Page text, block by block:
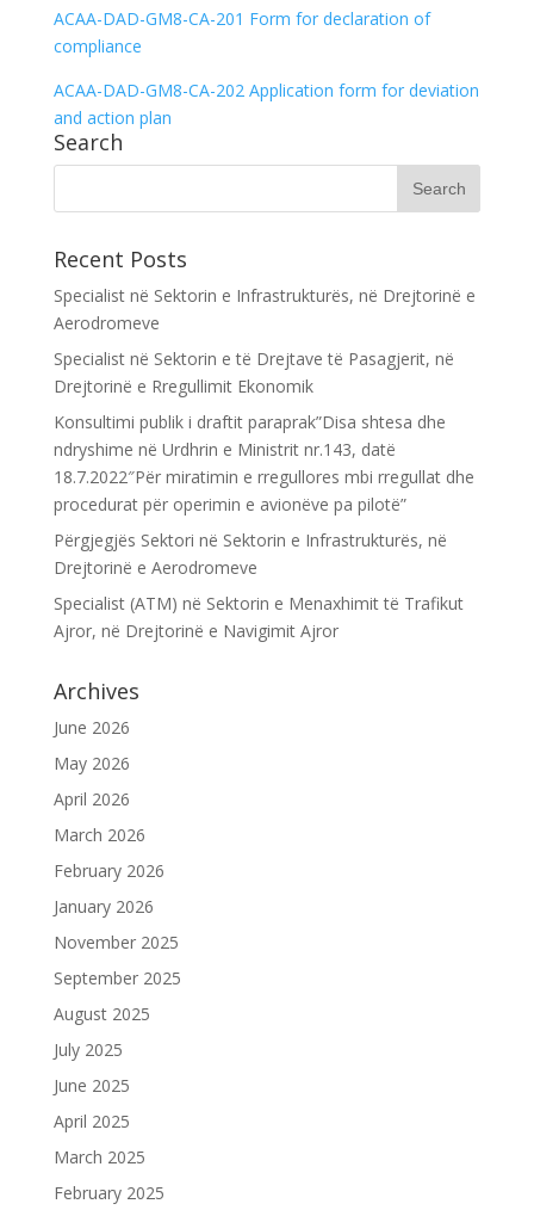
ACAA-DAD-GM8-CA-201 Form for declaration of
compliance
ACAA-DAD-GM8-CA-202 Application form for deviation
and action plan
Search
Recent Posts
Specialist në Sektorin e Infrastrukturës, në Drejtorinë e
Aerodromeve
Specialist në Sektorin e të Drejtave të Pasagjerit, në
Drejtorinë e Rregullimit Ekonomik
Konsultimi publik i draftit paraprak”Disa shtesa dhe
ndryshime në Urdhrin e Ministrit nr.143, datë
18.7.2022″Për miratimin e rregullores mbi rregullat dhe
procedurat për operimin e avionëve pa pilotë”
Përgjegjës Sektori në Sektorin e Infrastrukturës, në
Drejtorinë e Aerodromeve
Specialist (ATM) në Sektorin e Menaxhimit të Trafikut
Ajror, në Drejtorinë e Navigimit Ajror
Archives
June 2026
May 2026
April 2026
March 2026
February 2026
January 2026
November 2025
September 2025
August 2025
July 2025
June 2025
April 2025
March 2025
February 2025